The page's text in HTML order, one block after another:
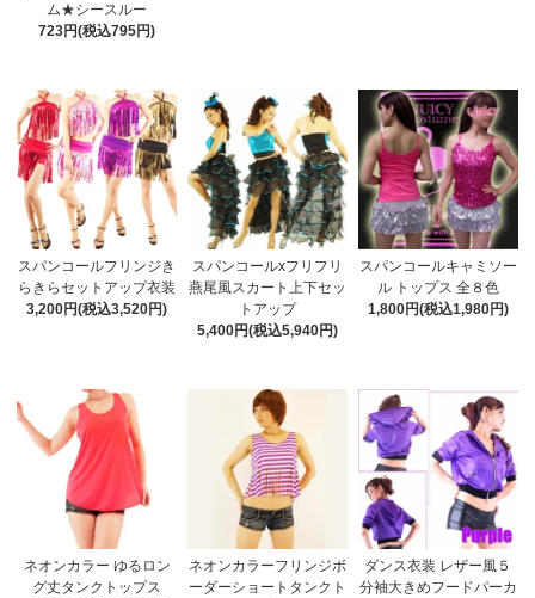
ム★シースルー
723円(税込795円)
スパンコールフリンジき
らきらセットアップ衣装
3,200円(税込3,520円)
スパンコールxフリフリ
燕尾風スカート上下セッ
トアップ
5,400円(税込5,940円)
スパンコールキャミソー
ル トップス 全８色
1,800円(税込1,980円)
ネオンカラー ゆるロン
グ丈タンクトップス
ネオンカラーフリンジボ
ーダーショートタンクト
ダンス衣装 レザー風５
分袖大きめフードパーカ